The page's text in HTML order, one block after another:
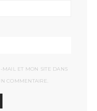
ET MON SITE DANS
COMMENTAIRE.